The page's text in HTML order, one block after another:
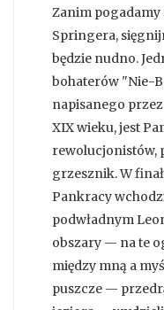
Zanim
Springera,
będzie nudno.
bohaterów "Nie-
napisanego
XIX wieku, jest
rewolucjonistów,
grzesznik. W
Pankracy
podwładnym
obszary — na te
między mną a
puszcze —